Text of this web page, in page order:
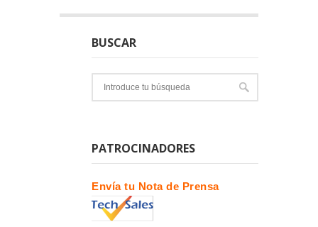
BUSCAR
PATROCINADORES
Envía tu Nota de Prensa